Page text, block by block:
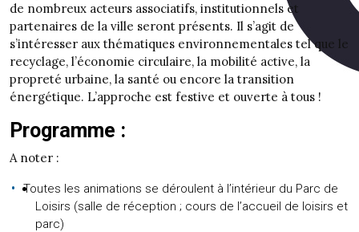
de nombreux acteurs associatifs, institutionnels et
partenaires de la ville seront présents. Il s’agit de
s’intéresser aux thématiques environnementales tel que le
recyclage, l’économie circulaire, la mobilité active, la
propreté urbaine, la santé ou encore la transition
énergétique. L’approche est festive et ouverte à tous !
Programme :
A noter :
Toutes les animations se déroulent à l’intérieur du Parc de
Loisirs (salle de réception ; cours de l’accueil de loisirs et
parc)